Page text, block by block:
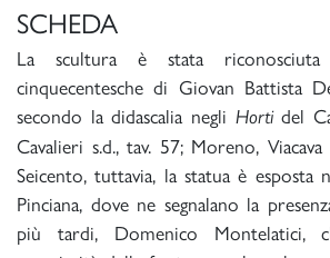
SCHEDA
La scultura è stata
cinquecentesche di Giovan Battista
secondo la didascalia negli Hortidel
Cavalieri s.d., tav. 57; Moreno,
Seicento, tuttavia, la statua è
Pinciana, dove ne segnalano la
più tardi, Domenico Montelatici,